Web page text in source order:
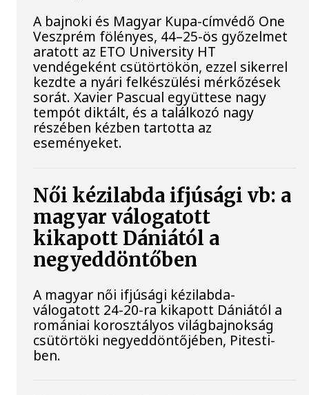
A bajnoki és Magyar Kupa-címvédő One
Veszprém fölényes, 44–25-ös győzelmet
aratott az ETO University HT
vendégeként csütörtökön, ezzel sikerrel
kezdte a nyári felkészülési mérkőzések
sorát. Xavier Pascual együttese nagy
tempót diktált, és a találkozó nagy
részében kézben tartotta az
eseményeket.
Női kézilabda ifjúsági vb: a
magyar válogatott
kikapott Dániától a
negyeddöntőben
A magyar női ifjúsági kézilabda-
válogatott 24-20-ra kikapott Dániától a
romániai korosztályos világbajnokság
csütörtöki negyeddöntőjében, Pitesti-
ben.